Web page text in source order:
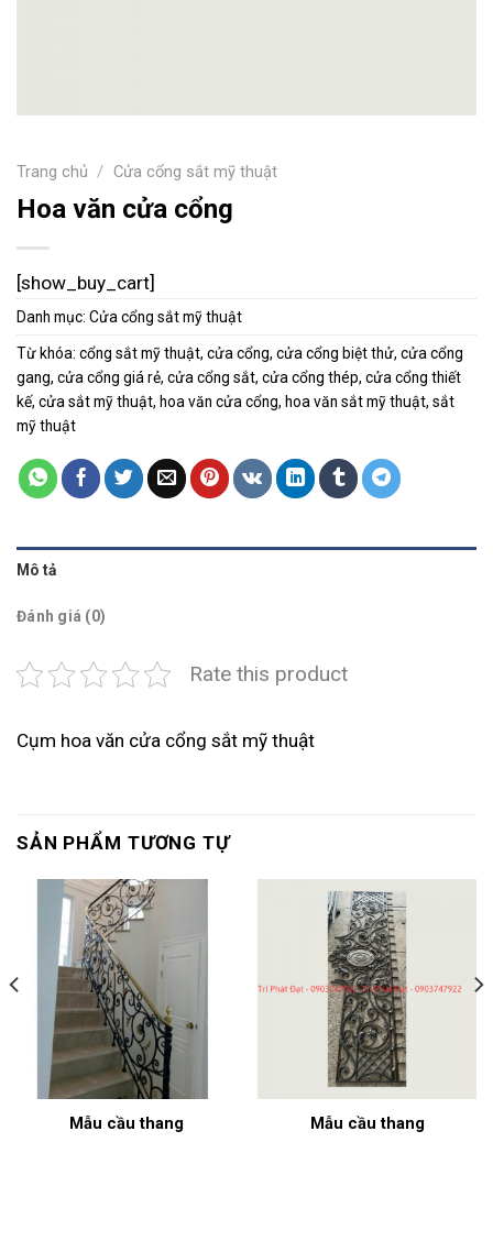
Trang chủ / Cửa cổng sắt mỹ thuật
Hoa văn cửa cổng
[show_buy_cart]
Danh mục: Cửa cổng sắt mỹ thuật
Từ khóa: cổng sắt mỹ thuật, cửa cổng, cửa cổng biệt thử, cửa cổng
gang, cửa cổng giá rẻ, cửa cổng sắt, cửa cổng thép, cửa cổng thiết
kế, cửa sắt mỹ thuật, hoa văn cửa cổng, hoa văn sắt mỹ thuật, sắt
mỹ thuật
Mô tả
Đánh giá (0)
Rate this product
Cụm hoa văn cửa cổng sắt mỹ thuật
SẢN PHẨM TƯƠNG TỰ
Mẫu cầu thang Mẫu cầu thang